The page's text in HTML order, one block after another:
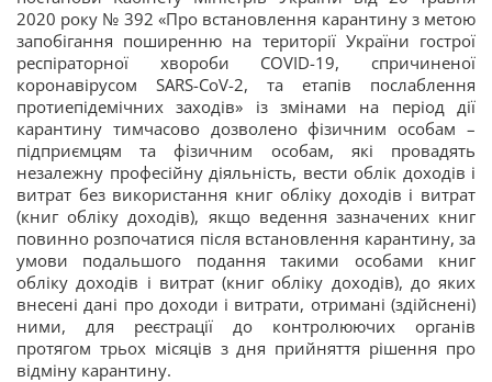
2020 року № 392 «Про встановлення карантину з метою
запобігання поширенню на території України гострої
респіраторної хвороби COVID-19, спричиненої
коронавірусом SARS-CoV-2, та етапів послаблення
протиепідемічних заходів» із змінами на період дії
карантину тимчасово дозволено фізичним особам –
підприємцям та фізичним особам, які провадять
незалежну професійну діяльність, вести облік доходів і
витрат без використання книг обліку доходів і витрат
(книг обліку доходів), якщо ведення зазначених книг
повинно розпочатися після встановлення карантину, за
умови подальшого подання такими особами книг
обліку доходів і витрат (книг обліку доходів), до яких
внесені дані про доходи і витрати, отримані (здійснені)
ними, для реєстрації до контролюючих органів
протягом трьох місяців з дня прийняття рішення про
відміну карантину.